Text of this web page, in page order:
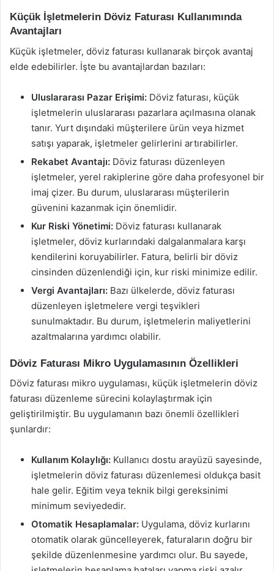
Küçük İşletmelerin Döviz Faturası Kullanımında
Avantajları
Küçük işletmeler, döviz faturası kullanarak birçok avantaj
elde edebilirler. İşte bu avantajlardan bazıları:
Uluslararası Pazar Erişimi: Döviz faturası, küçük
işletmelerin uluslararası pazarlara açılmasına olanak
tanır. Yurt dışındaki müşterilere ürün veya hizmet
satışı yaparak, işletmeler gelirlerini artırabilirler.
Rekabet Avantajı: Döviz faturası düzenleyen
işletmeler, yerel rakiplerine göre daha profesyonel bir
imaj çizer. Bu durum, uluslararası müşterilerin
güvenini kazanmak için önemlidir.
Kur Riski Yönetimi: Döviz faturası kullanarak
işletmeler, döviz kurlarındaki dalgalanmalara karşı
kendilerini koruyabilirler. Fatura, belirli bir döviz
cinsinden düzenlendiği için, kur riski minimize edilir.
Vergi Avantajları: Bazı ülkelerde, döviz faturası
düzenleyen işletmelere vergi teşvikleri
sunulmaktadır. Bu durum, işletmelerin maliyetlerini
azaltmalarına yardımcı olabilir.
Döviz Faturası Mikro Uygulamasının Özellikleri
Döviz faturası mikro uygulaması, küçük işletmelerin döviz
faturası düzenleme sürecini kolaylaştırmak için
geliştirilmiştir. Bu uygulamanın bazı önemli özellikleri
şunlardır:
Kullanım Kolaylığı: Kullanıcı dostu arayüzü sayesinde,
işletmelerin döviz faturası düzenlemesi oldukça basit
hale gelir. Eğitim veya teknik bilgi gereksinimi
minimum seviyededir.
Otomatik Hesaplamalar: Uygulama, döviz kurlarını
otomatik olarak güncelleyerek, faturaların doğru bir
şekilde düzenlenmesine yardımcı olur. Bu sayede,